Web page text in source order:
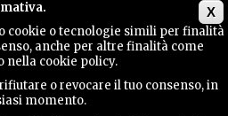
X
cookie o tecnologie simili per finalità
anche per altre finalità come
nella cookie policy.
o revocare il tuo consenso, in
momento.